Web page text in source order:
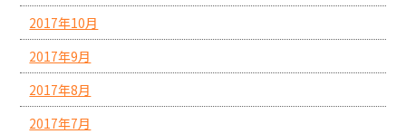
2017年10月
2017年9月
2017年8月
2017年7月